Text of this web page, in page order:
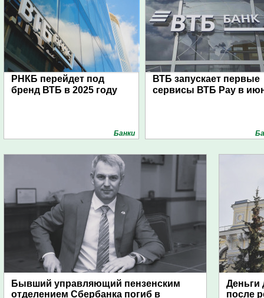
РНКБ перейдет под
бренд ВТБ в 2025 году
Банки
ВТБ запускает первые
сервисы ВТБ Pay в
Бывший управляющий пензенским
отделением Сбербанка погиб в
Деньги
после